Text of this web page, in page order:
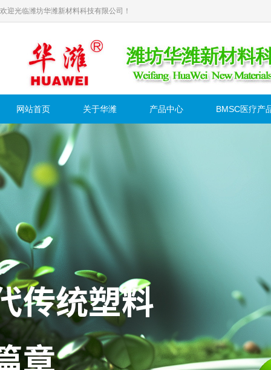
欢迎光临潍坊华潍新材料科技有限公司！
网站首页 关于华潍 产品中心 BMSC医疗产